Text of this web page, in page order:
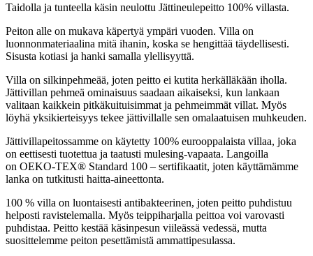
Taidolla ja tunteella käsin neulottu Jättineulepeitto 100% villasta.
Peiton alle on mukava käpertyä ympäri vuoden. Villa on
luonnonmateriaalina mitä ihanin, koska se hengittää täydellisesti.
Sisusta kotiasi ja hanki samalla ylellisyyttä.
Villa on silkinpehmeää, joten peitto ei kutita herkälläkään iholla.
Jättivillan pehmeä ominaisuus saadaan aikaiseksi, kun lankaan
valitaan kaikkein pitkäkuituisimmat ja pehmeimmät villat. Myös
löyhä yksikierteisyys tekee jättivillalle sen omalaatuisen muhkeuden.
Jättivillapeitossamme on käytetty 100% eurooppalaista villaa, joka
on eettisesti tuotettua ja taatusti mulesing-vapaata. Langoilla
on OEKO-TEX® Standard 100 – sertifikaatit, joten käyttämämme
lanka on tutkitusti haitta-aineettonta.
100 % villa on luontaisesti antibakteerinen, joten peitto puhdistuu
helposti ravistelemalla. Myös teippiharjalla peittoa voi varovasti
puhdistaa. Peitto kestää käsinpesun viileässä vedessä, mutta
suosittelemme peiton pesettämistä ammattipesulassa.